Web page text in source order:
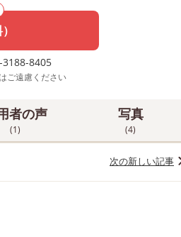
3188-8405
ご遠慮ください
者の声
(1)
写真
(4)
次の新しい記事